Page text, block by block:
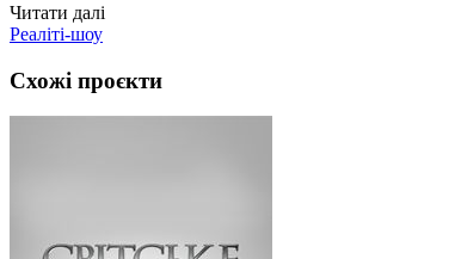
Читати далі
Реаліті-шоу
Схожі проєкти